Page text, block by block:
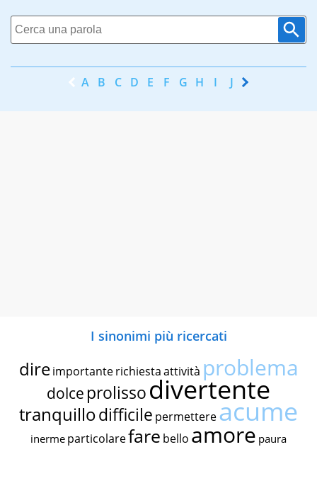
A B C D E F G H I J K
I sinonimi più ricercati
dire importante richiestaattività problema
dolce prolissodivertente
tranquillodifficile permettereacume
inerme particolarefare bello amore paura